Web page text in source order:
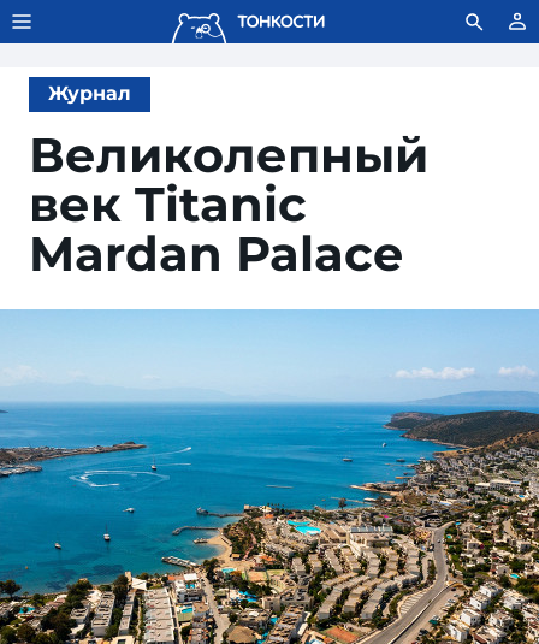
Тонкости используют сookie-файлы. Что это значит?
Журнал
Великолепный
век Titanic
Mardan Palace